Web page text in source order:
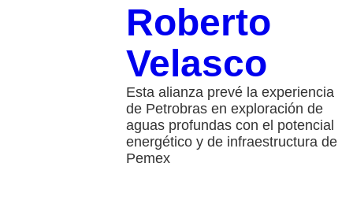
Roberto
Velasco
Esta alianza prevé la experiencia
de Petrobras en exploración de
aguas profundas con el potencial
energético y de infraestructura de
Pemex